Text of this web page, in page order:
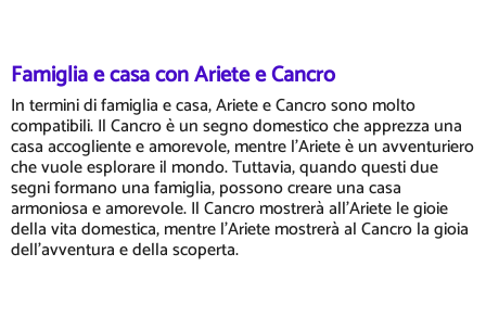
Famiglia e casa con Ariete e Cancro
In termini di famiglia e casa, Ariete e Cancro sono molto
compatibili. Il Cancro è un segno domestico che apprezza una
casa accogliente e amorevole, mentre l'Ariete è un avventuriero
che vuole esplorare il mondo. Tuttavia, quando questi due
segni formano una famiglia, possono creare una casa
armoniosa e amorevole. Il Cancro mostrerà all'Ariete le gioie
della vita domestica, mentre l'Ariete mostrerà al Cancro la gioia
dell'avventura e della scoperta.